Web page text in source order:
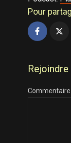
Pour
Commentaire